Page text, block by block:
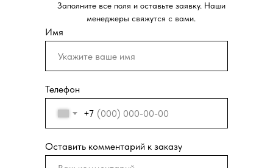
менеджеры свяжутся с вами.
Имя
Телефон
+7
Оставить комментарий к заказу
Заполните все поля и оставьте заявку. Наши
менеджеры свяжутся с вами.